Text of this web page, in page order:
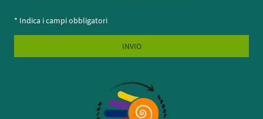
* Indica i campi obbligatori
INVIO